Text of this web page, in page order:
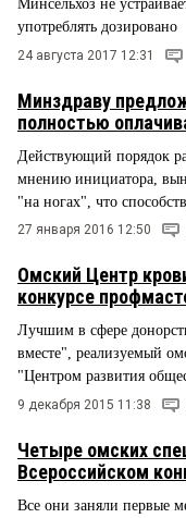
Минсельхоз не
употреблять дозировано
24 августа 2017 12:31
Минздраву
полностью
Действующий порядок
мнению инициатора,
"на ногах", что
27 января 2016 12:50
Омский Центр
конкурсе
Лучшим в сфере
вместе", реализуемый
"Центром развития
9 декабря 2015 11:38
Четыре омских
Всероссийском
Все они заняли первые